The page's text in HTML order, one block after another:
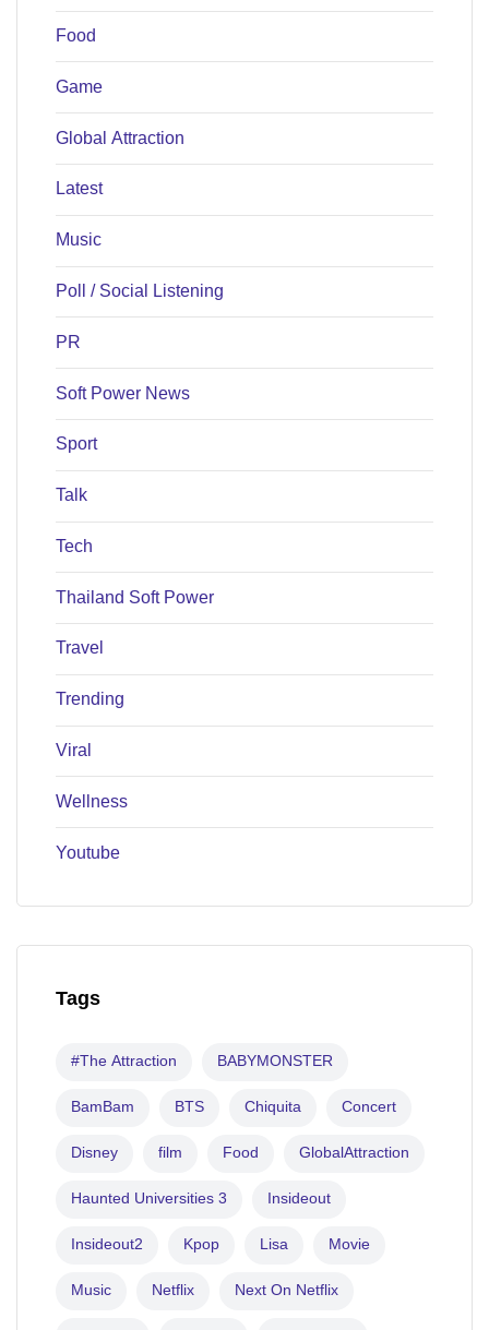
Food
Game
Global Attraction
Latest
Music
Poll / Social Listening
PR
Soft Power News
Sport
Talk
Tech
Thailand Soft Power
Travel
Trending
Viral
Wellness
Youtube
Tags
#The Attraction BABYMONSTER
BamBam BTS Chiquita Concert
Disney film Food GlobalAttraction
Haunted Universities 3 Insideout
Insideout2 Kpop Lisa Movie
Music Netflix Next On Netflix